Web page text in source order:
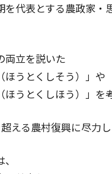
代表とする農政家・
両立を説いた
ほうとくしそう）」や
ほうとくしほう）」を
える農村復興に尽力し